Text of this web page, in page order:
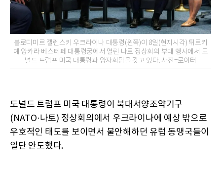
볼로디미르 젤렌스키 우크라이나 대통령(왼쪽)이 8일(현지시각) 튀르키
예 앙카라 베스테페 대통령궁에서 열린 나토 정상회의 부대 행사에서 도
널드 트럼프 미국 대통령과 양자회담을 갖고 있다. 사진=로이터
도널드 트럼프 미국 대통령이 북대서양조약기구
(NATO·나토) 정상회의에서 우크라이나에 예상 밖으로
우호적인 태도를 보이면서 불안해하던 유럽 동맹국들이
일단 안도했다.